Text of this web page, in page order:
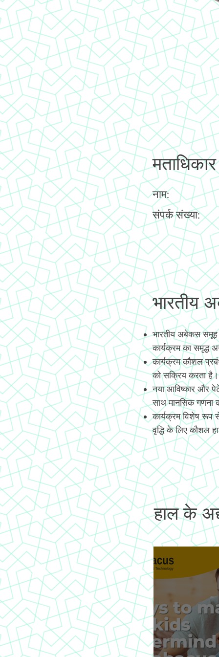
नाम:
संपर्क संख्या:
भारतीय
भारतीय अबेकस
कार्यक्रम का समृद्ध
कार्यक्रम कौशल
को सक्रिय करता है।
नया आविष्कार और
साथ मानसिक गणना
कार्यक्रम विशेष
वृद्धि के लिए कौशल
हाल के